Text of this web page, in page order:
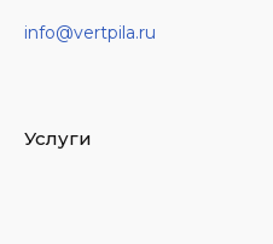
info@vertpila.ru
Услуги